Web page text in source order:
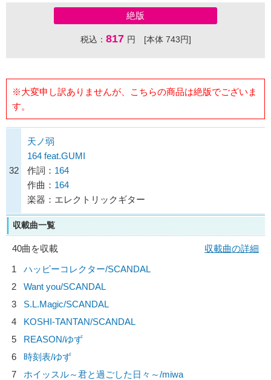
絶版
税込： 817 円 [本体 743円]
※大変申し訳ありませんが、こちらの商品は絶版でございま
す。
32
天ノ弱
164 feat.GUMI
作詞： 164
作曲： 164
楽器：エレクトリックギター
収載曲一覧
40曲を収載
収載曲の詳細
1
ハッピーコレクター/SCANDAL
2
Want you/SCANDAL
3
S.L.Magic/SCANDAL
4
KOSHI-TANTAN/SCANDAL
5
REASON/ゆず
6
時刻表/ゆず
7
ホイッスル～君と過ごした日々～/miwa